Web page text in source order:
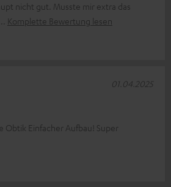
nicht gut. Musste mir extra das
Komplette Bewertung lesen
Obtik Einfacher Aufbau! Super
01.04.2025